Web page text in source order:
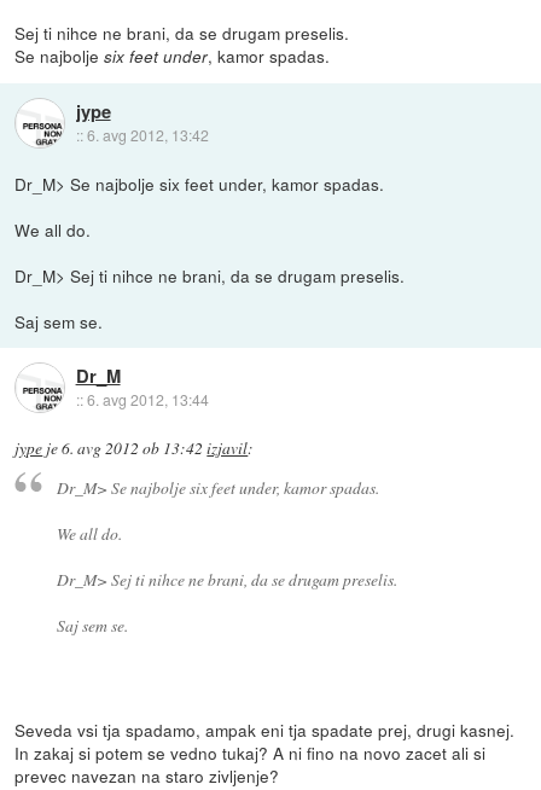
Sej ti nihce ne brani, da se drugam preselis.
Se najboljesix feet under, kamor spadas.
jype
::6. avg 2012, 13:42
Dr_M> Se najbolje six feet under, kamor spadas.
We all do.
Dr_M> Sej ti nihce ne brani, da se drugam preselis.
Saj sem se.
Dr_M
::6. avg 2012, 13:44
jype je6. avg 2012 ob 13:42 izjavil:
Dr_M> Se najbolje six feet under, kamor spadas.
We all do.
Dr_M> Sej ti nihce ne brani, da se drugam preselis.
Saj sem se.
Seveda vsi tja spadamo, ampak eni tja spadate prej, drugi kasnej.
In zakaj si potem se vedno tukaj? A ni fino na novo zacet ali si
prevec navezan na staro zivljenje?